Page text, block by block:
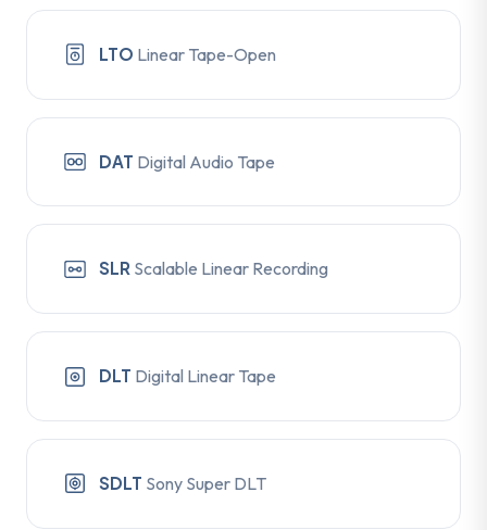
LTO Linear Tape-Open
DAT Digital Audio Tape
SLR Scalable Linear Recording
DLT Digital Linear Tape
SDLT Sony Super DLT